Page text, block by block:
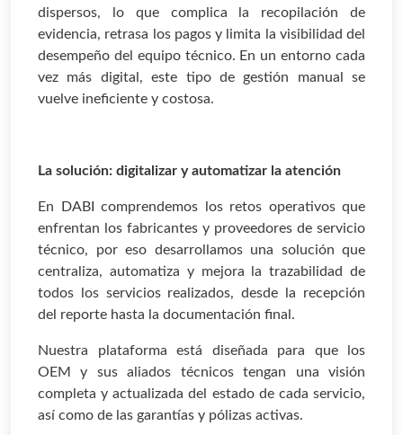
dispersos, lo que complica la recopilación de
evidencia, retrasa los pagos y limita la visibilidad del
desempeño del equipo técnico. En un entorno cada
vez más digital, este tipo de gestión manual se
vuelve ineficiente y costosa.
La solución: digitalizar y automatizar la atención
En DABI comprendemos los retos operativos que
enfrentan los fabricantes y proveedores de servicio
técnico, por eso desarrollamos una solución que
centraliza, automatiza y mejora la trazabilidad de
todos los servicios realizados, desde la recepción
del reporte hasta la documentación final.
Nuestra plataforma está diseñada para que los
OEM y sus aliados técnicos tengan una visión
completa y actualizada del estado de cada servicio,
así como de las garantías y pólizas activas.